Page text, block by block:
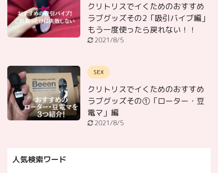
クリトリスでイくためのおすすめ
ラブグッズその2「吸引バイブ編」
もう一度使ったら戻れない！！
2021/8/5
SEX
クリトリスでイくためのおすすめ
ラブグッズその①「ローター・豆
電マ」編
2021/8/5
人気検索ワード